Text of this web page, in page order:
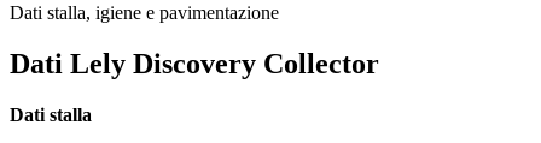
Dati stalla, igiene e pavimentazione
Dati Lely Discovery Collector
Dati stalla